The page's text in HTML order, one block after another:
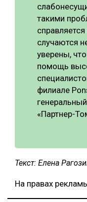
такими
случаются
уверены,
помощь
филиале
«Партнер-
Текст: Елена
На правах